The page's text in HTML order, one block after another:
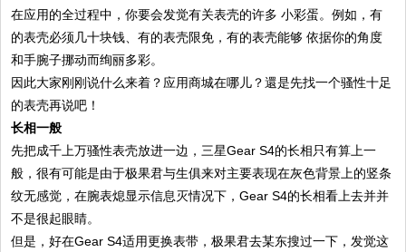
在应用的全过程中，你要会发觉有关表壳的许多 小彩蛋。例如，有
的表壳必须几十块钱、有的表壳限免，有的表壳能够 依据你的角度
和手腕子挪动而绚丽多彩。
因此大家刚刚说什么来着？应用商城在哪儿？還是先找一个骚性十足
的表壳再说吧！
长相一般
先把成千上万骚性表壳放进一边，三星Gear S4的长相只有算上一
般，很有可能是由于极果君与生俱来对主要表现在灰色背景上的竖条
纹无感觉，在腕表熄显示信息灭情况下，Gear S4的长相看上去并并
不是很起眼睛。
但是，好在Gear S4适用更换表带，极果君去某东搜过一下，发觉这